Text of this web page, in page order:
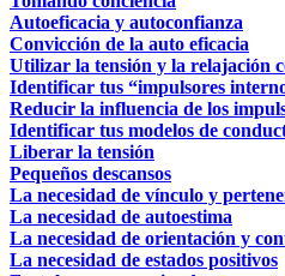
Autoeficacia y autoconfianza
Convicción de la auto eficacia
Utilizar la tensión y la relajación
Identificar tus “impulsores
Reducir la influencia de los
Identificar tus modelos de
Liberar la tensión
Pequeños descansos
La necesidad de vínculo y
La necesidad de autoestima
La necesidad de orientación y
La necesidad de estados positivos